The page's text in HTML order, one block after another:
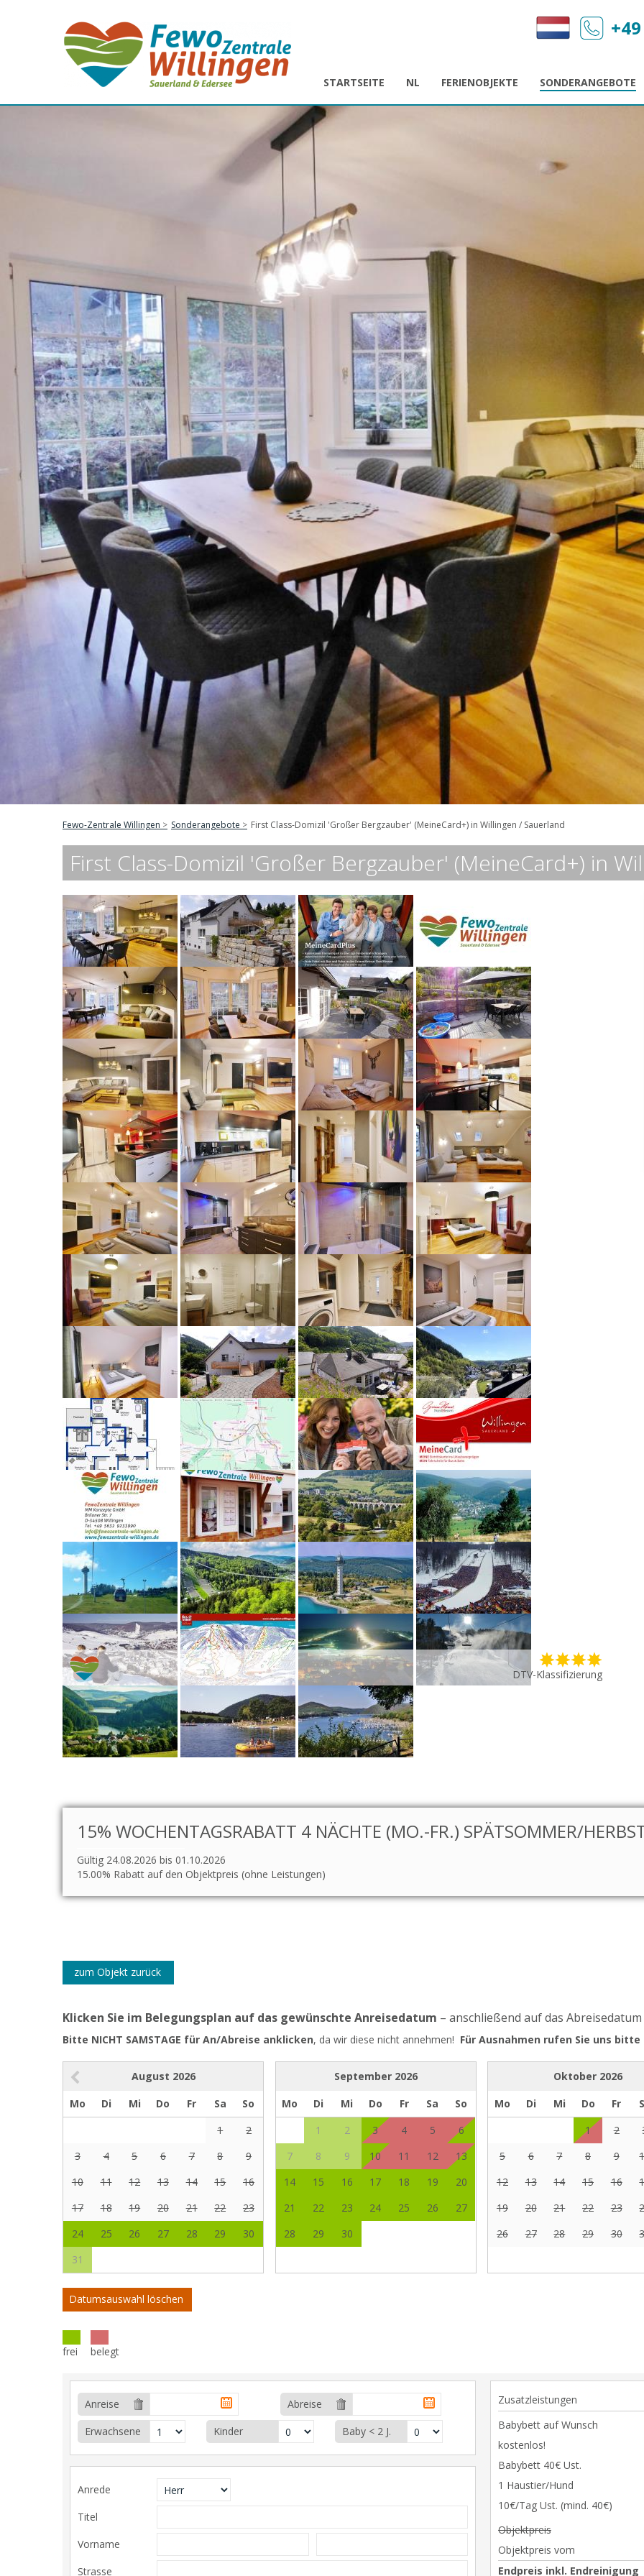
STARTSEITE NL FERIENOBJEKTE SONDERANGEBOTE
Fewo-Zentrale Willingen Sonderangebote First Class-Domizil 'Großer Bergzauber' (MeineCard+) in Willingen / Sauerland
First Class-Domizil 'Großer Bergzauber' (MeineCard+) in
DTV-Klassifizierung
15% WOCHENTAGSRABATT 4 NÄCHTE (MO.-FR.) SPÄTSOMMER/
Gültig 24.08.2026 bis 01.10.2026
15.00% Rabatt auf den Objektpreis (ohne Leistungen)
zum Objekt zurück
Klicken Sie im Belegungsplan auf das gewünschte Anreisedatum – anschließend auf das Abreisedatum
Bitte NICHT SAMSTAGE für An/Abreise anklicken, da wir diese nicht annehmen! Für Ausnahmen rufen Sie uns bitte
August 2026
Mo
Di Mi Do Fr Sa
So
1
2
3
4 5 6 7 8
9
10
11 12 13 14 15
16
17
18 19 20 21 22
23
24
25 26 27 28 29
30
31
September 2026
Mo
Di Mi Do Fr Sa
So
1
2 3 4 5
6
7
8 9 10 11 12
13
14
15 16 17 18 19
20
21
22 23 24 25 26
27
28
29 30
Oktober 2026
Mo
Di Mi Do Fr
1
2
5
6 7 8 9
12
13 14 15 16
19
20 21 22 23
26
27 28 29 30
Datumsauswahl löschen
frei belegt
Anreise
Abreise
Erwachsene
Kinder Baby < 2 J.
Anrede
Titel
Vorname
Strasse
Zusatzleistungen
Babybett auf Wunsch
kostenlos!
Babybett 40€ Ust.
1 Haustier/Hund
10€/Tag Ust. (mind. 40€)
Objektpreis
Objektpreis vom
Endpreis inkl. Endreinigung